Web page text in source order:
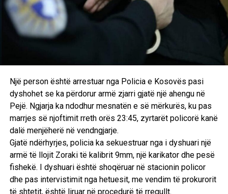
D.L
Një person është arrestuar nga Policia e Kosovës pasi
dyshohet se ka përdorur armë zjarri gjatë një ahengu në
Pejë. Ngjarja ka ndodhur mesnatën e së mërkurës, ku pas
marrjes së njoftimit rreth orës 23:45, zyrtarët policorë kanë
dalë menjëherë në vendngjarje.
Gjatë ndërhyrjes, policia ka sekuestruar nga i dyshuari një
armë të llojit Zoraki të kalibrit 9mm, një karikator dhe pesë
fishekë. I dyshuari është shoqëruar në stacionin policor
dhe pas intervistimit nga hetuesit, me vendim të prokurorit
të shtetit, është liruar në procedurë të rregullt.